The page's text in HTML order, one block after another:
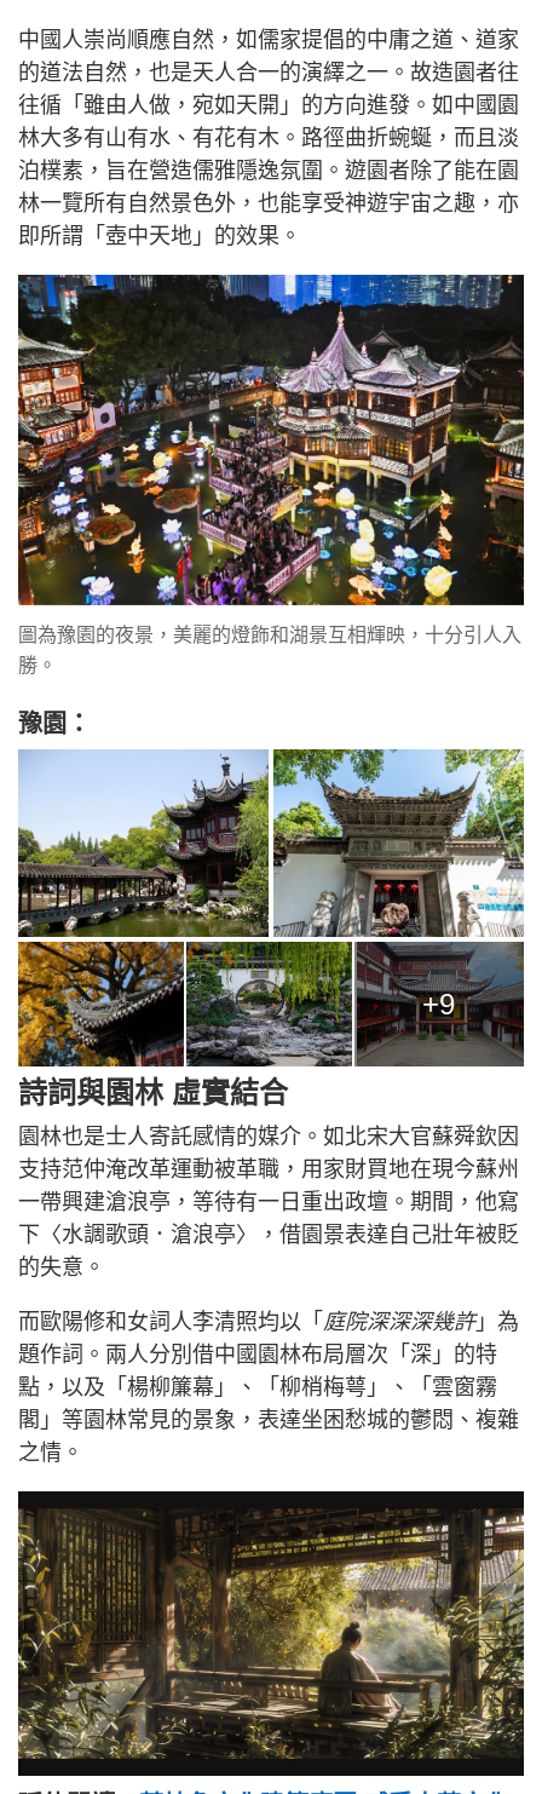
中國人崇尚順應自然，如儒家提倡的中庸之道、道家
的道法自然，也是天人合一的演繹之一。故造園者往
往循「雖由人做，宛如天開」的方向進發。如中國園
林大多有山有水、有花有木。路徑曲折蜿蜒，而且淡
泊樸素，旨在營造儒雅隱逸氛圍。遊園者除了能在園
林一覽所有自然景色外，也能享受神遊宇宙之趣，亦
即所謂「壺中天地」的效果。
圖為豫園的夜景，美麗的燈飾和湖景互相輝映，十分引人入
勝。
豫園：
+9
詩詞與園林 虛實結合
園林也是士人寄託感情的媒介。如北宋大官蘇舜欽因
支持范仲淹改革運動被革職，用家財買地在現今蘇州
一帶興建滄浪亭，等待有一日重出政壇。期間，他寫
下〈水調歌頭．滄浪亭〉，借園景表達自己壯年被貶
的失意。
而歐陽修和女詞人李清照均以「 庭院深深深幾許」為
題作詞。兩人分別借中國園林布局層次「深」的特
點，以及「楊柳簾幕」、「柳梢梅萼」、「雲窗霧
閣」等園林常見的景象，表達坐困愁城的鬱悶、複雜
之情。